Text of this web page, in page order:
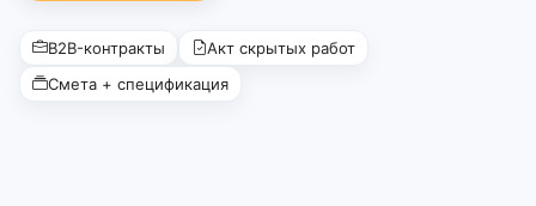
B2B-контракты
Акт скрытых работ
Смета + спецификация